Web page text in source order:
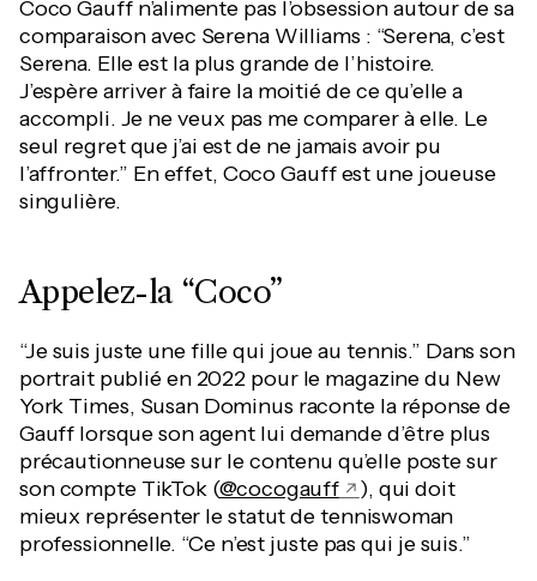
Coco Gauff n’alimente pas l’obsession autour de sa
comparaison avec Serena Williams : “Serena, c’est
Serena. Elle est la plus grande de l’histoire.
J’espère arriver à faire la moitié de ce qu’elle a
accompli. Je ne veux pas me comparer à elle. Le
seul regret que j’ai est de ne jamais avoir pu
l’affronter.” En effet, Coco Gauff est une joueuse
singulière.
Appelez-la “Coco”
“Je suis juste une fille qui joue au tennis.” Dans son
portrait publié en 2022 pour le magazine du New
York Times, Susan Dominus raconte la réponse de
Gauff lorsque son agent lui demande d’être plus
précautionneuse sur le contenu qu’elle poste sur
son compte TikTok (@cocogauff
), qui doit
mieux représenter le statut de tenniswoman
professionnelle. “Ce n’est juste pas qui je suis.”